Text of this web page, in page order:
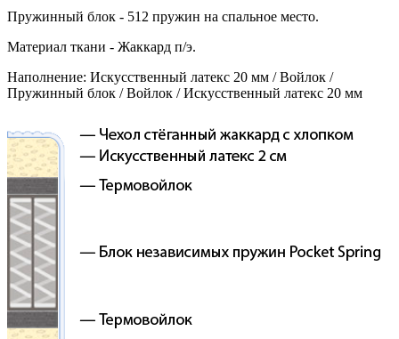
Пружинный блок - 512 пружин на спальное место.
Материал ткани - Жаккард п/э.
Наполнение: Искусственный латекс 20 мм / Войлок /
Пружинный блок / Войлок / Искусственный латекс 20 мм